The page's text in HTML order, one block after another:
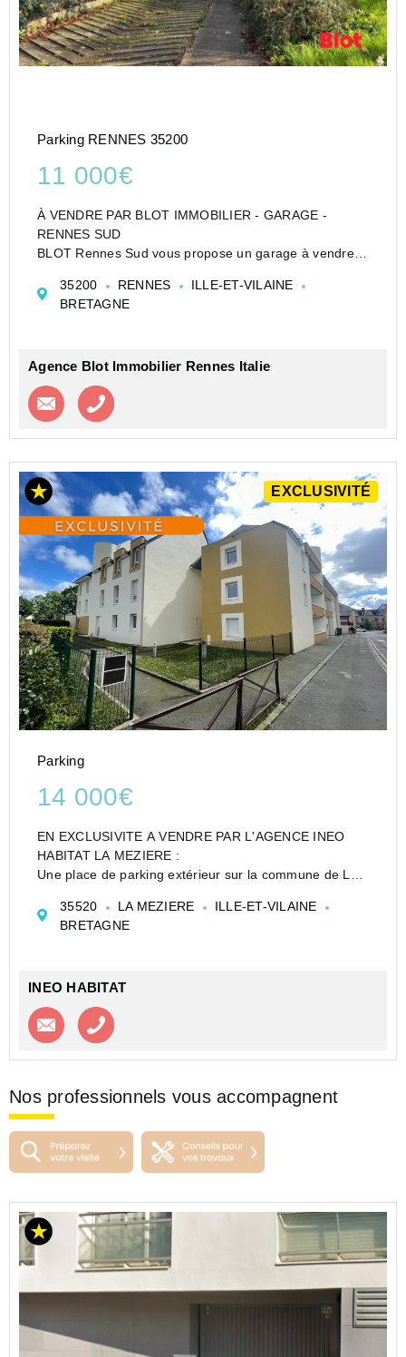
Parking RENNES 35200
11 000€
À VENDRE PAR BLOT IMMOBILIER - GARAGE -
RENNES SUD
BLOT Rennes Sud vous propose un garage à vendre
Fréville et des transports en commun.
Réf : 13379PG
35200 RENNES
ILLE-ET-VILAINE
BRETAGNE
Agence Blot Immobilier Rennes Italie
Contacter l'agence
EXCLUSIVITÉ
Parking
14 000€
EN EXCLUSIVITE A VENDRE PAR L'AGENCE INEO
HABITAT LA MEZIERE :
Une place de parking extérieur sur la commune de LA
Dans une résidence sécurisée.
Copropriété de 72 lots dont 23 d'habitations
35520 LA MEZIERE
ILLE-ET-VILAINE
BRETAGNE
INEO HABITAT
Contacter l'agence
Nos professionnels vous accompagnent